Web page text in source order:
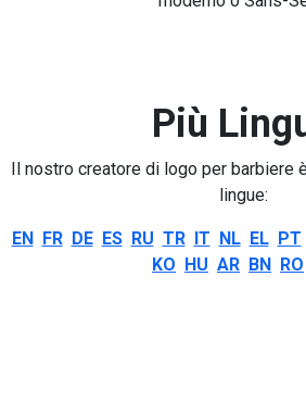
Più
Il nostro creatore di logo per barbiere
lingue:
EN FR DE ES RU TR IT NL EL PT
KO HU AR BN RO